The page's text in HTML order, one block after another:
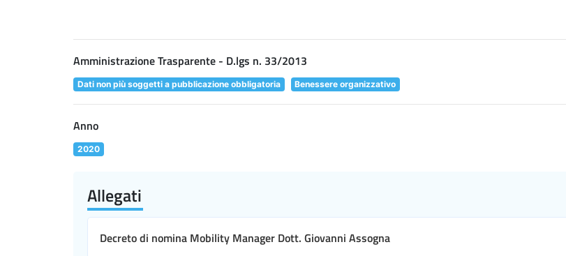
Amministrazione Trasparente - D.lgs n. 33/2013
Dati non più soggetti a pubblicazione obbligatoria Benessere organizzativo
Anno
2020
Allegati
Decreto di nomina Mobility Manager Dott. Giovanni Assogna